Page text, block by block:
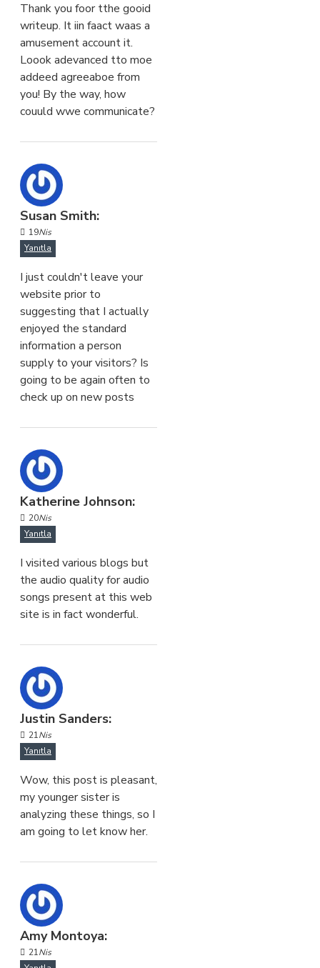
Thank you foor tthe gooid
writeup. It iin faact waas a
amusement account it.
Loook adevanced tto moe
addeed agreeaboe from
you! By the way, how
couuld wwe communicate?
Susan Smith:
19Nis
Yanıtla
I just couldn't leave your
website prior to
suggesting that I actually
enjoyed the standard
information a person
supply to your visitors? Is
going to be again often to
check up on new posts
Katherine Johnson:
20Nis
Yanıtla
I visited various blogs but
the audio quality for audio
songs present at this web
site is in fact wonderful.
Justin Sanders:
21Nis
Yanıtla
Wow, this post is pleasant,
my younger sister is
analyzing these things, so I
am going to let know her.
Amy Montoya:
21Nis